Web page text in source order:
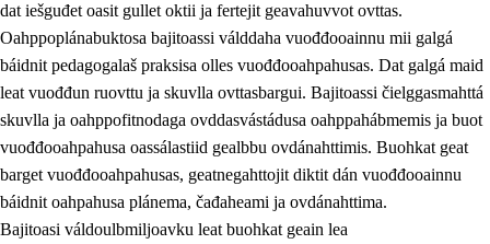
dat iešguđet oasit gullet oktii ja fertejit geavahuvvot ovttas.
Oahppoplánabuktosa bajitoassi válddaha vuođđooainnu mii galgá
báidnit pedagogalaš praksisa olles vuođđooahpahusas. Dat galgá maid
leat vuođđun ruovttu ja skuvlla ovttasbargui. Bajitoassi čielggasmahttá
skuvlla ja oahppofitnodaga ovddasvástádusa oahppahábmemis ja buot
vuođđooahpahusa oassálastiid gealbbu ovdánahttimis. Buohkat geat
barget vuođđooahpahusas, geatnegahttojit diktit dán vuođđooainnu
báidnit oahpahusa plánema, čađaheami ja ovdánahttima.
Bajitoasi váldoulbmiljoavku leat buohkat geain lea